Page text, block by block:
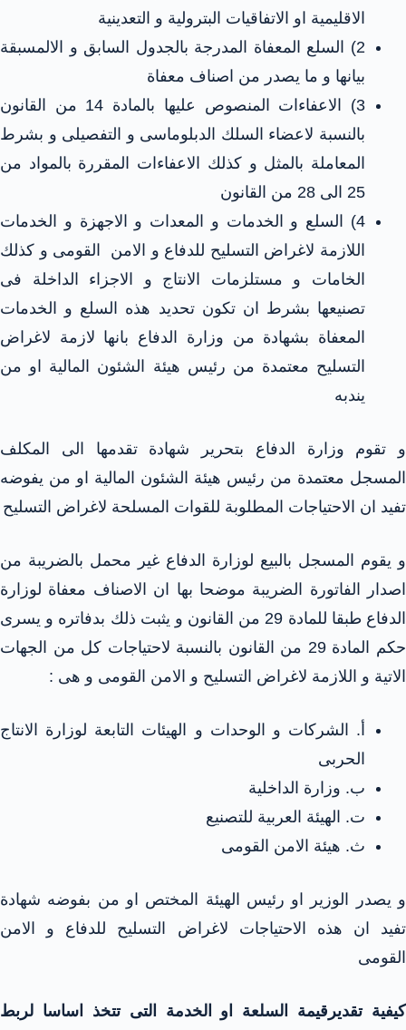
الاقليمية او الاتفاقيات البترولية و التعدينية
2) السلع المعفاة المدرجة بالجدول السابق و الالمسبقة
بيانها و ما يصدر من اصناف معفاة
3) الاعفاءات المنصوص عليها بالمادة 14 من القانون
بالنسبة لاعضاء السلك الدبلوماسى و التفصيلى و بشرط
المعاملة بالمثل و كذلك الاعفاءات المقررة بالمواد من
25 الى 28 من القانون
4) السلع و الخدمات و المعدات و الاجهزة و الخدمات
اللازمة لاغراض التسليح للدفاع و الامن القومى و كذلك
الخامات و مستلزمات الانتاج و الاجزاء الداخلة فى
تصنيعها بشرط ان تكون تحديد هذه السلع و الخدمات
المعفاة بشهادة من وزارة الدفاع بانها لازمة لاغراض
التسليح معتمدة من رئيس هيئة الشئون المالية او من
يندبه
و تقوم وزارة الدفاع بتحرير شهادة تقدمها الى المكلف
المسجل معتمدة من رئيس هيئة الشئون المالية او من يفوضه
تفيد ان الاحتياجات المطلوبة للقوات المسلحة لاغراض التسليح
و يقوم المسجل بالبيع لوزارة الدفاع غير محمل بالضريبة من
اصدار الفاتورة الضريبة موضحا بها ان الاصناف معفاة لوزارة
الدفاع طبقا للمادة 29 من القانون و يثبت ذلك بدفاتره و يسرى
حكم المادة 29 من القانون بالنسبة لاحتياجات كل من الجهات
الاتية و اللازمة لاغراض التسليح و الامن القومى و هى :
أ‌. الشركات و الوحدات و الهيئات التابعة لوزارة الانتاج
الحربى
ب‌. وزارة الداخلية
ت‌. الهيئة العربية للتصنيع
ث‌. هيئة الامن القومى
و يصدر الوزير او رئيس الهيئة المختص او من بفوضه شهادة
تفيد ان هذه الاحتياجات لاغراض التسليح للدفاع و الامن
القومى
كيفية تقديرقيمة السلعة او الخدمة التى تتخذ اساسا لربط